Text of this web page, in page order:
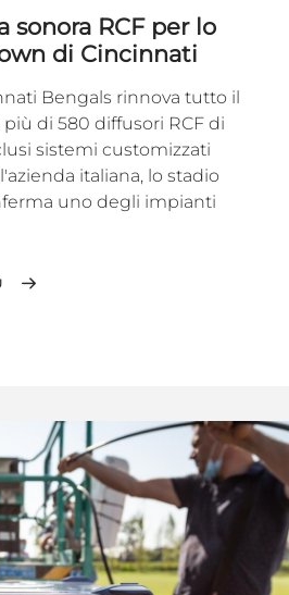
sonora RCF per lo
di Cincinnati
Bengals rinnova tutto il
di 580 diffusori RCF di
sistemi customizzati
italiana, lo stadio
uno degli impianti